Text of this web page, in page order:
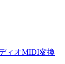
ィオMIDI変換